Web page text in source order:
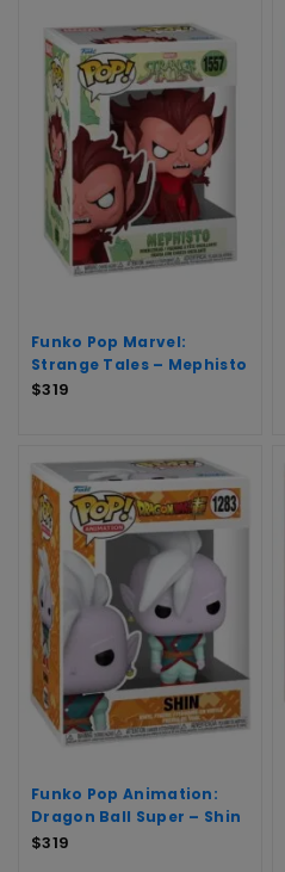
Funko Pop Marvel:
Strange Tales – Mephisto
$319
Funko Pop Animation:
Dragon Ball Super – Shin
$319